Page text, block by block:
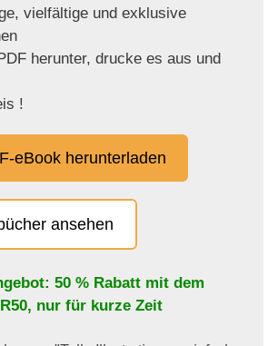
vielfältige und exklusive
herunter, drucke es aus und
!
eBook herunterladen
ansehen
50 % Rabatt mit dem
, nur für kurze Zeit